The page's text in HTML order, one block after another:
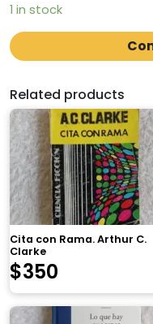
1 in stock
Related products
Cita con Rama. Arthur C.
Clarke
$350